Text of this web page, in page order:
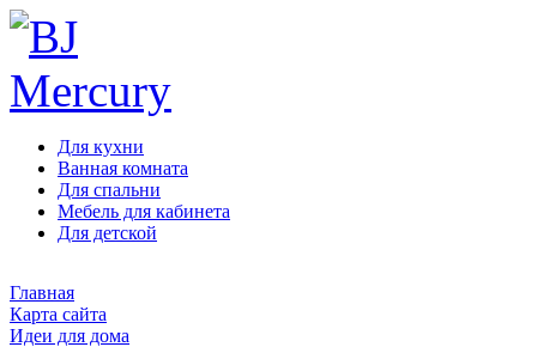
Для кухни
Ванная комната
Для спальни
Мебель для кабинета
Для детской
Главная
Карта сайта
Идеи для дома